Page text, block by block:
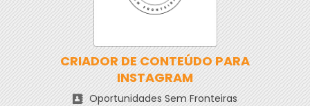
CRIADOR DE CONTEÚDO PARA
INSTAGRAM
Oportunidades Sem Fronteiras